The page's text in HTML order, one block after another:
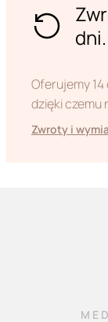
dni.
Oferujemy
dzięki czemu
Zwroty i